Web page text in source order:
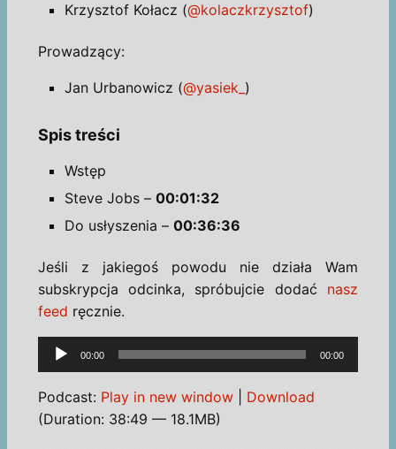
Krzysztof Kołacz (@kolaczkrzysztof)
Prowadzący:
Jan Urbanowicz (@yasiek_ )
Spis treści
Wstęp
Steve Jobs – 00:01:32
Do usłyszenia – 00:36:36
Jeśli z jakiegoś powodu nie działa Wam
subskrypcja odcinka, spróbujcie dodać nasz
feed ręcznie.
Odtwarzacz
plików
dźwiękowych
00:00 00:00
Podcast: Play in new window| Download
(Duration: 38:49 — 18.1MB)